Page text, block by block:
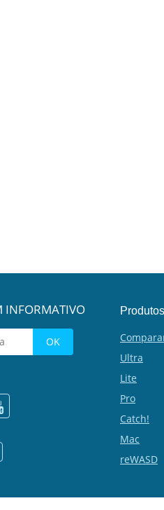
INFORMATIVO Produtos
Ultra
Lite
Pro
Catch!
Mac
reWASD